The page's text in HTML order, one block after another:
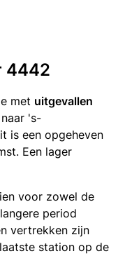
4442
met uitgevallen
's-
is een opgeheven
Een lager
voor zowel de
period
vertrekken zijn
station op de